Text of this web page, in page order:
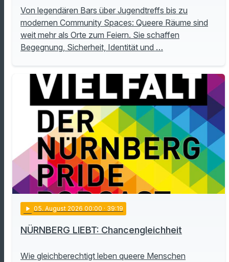
Von legendären Bars über Jugendtreffs bis zu
modernen Community Spaces: Queere Räume sind
weit mehr als Orte zum Feiern. Sie schaffen
Begegnung, Sicherheit, Identität und …
play_arrow 05. August 2026 00:00 · 39:19
NÜRNBERG LIEBT: Chancengleichheit
Wie gleichberechtigt leben queere Menschen